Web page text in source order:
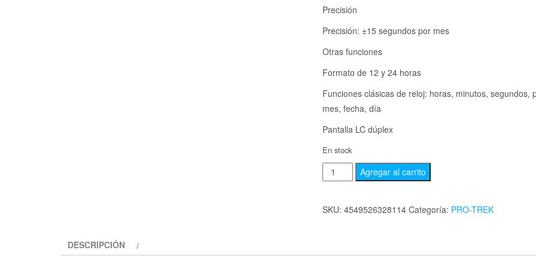
Precisión
Precisión: ±15 segundos por mes
Otras funciones
Formato de 12 y 24 horas
Funciones clásicas de reloj: horas, minutos, segundos,
mes, fecha, día
Pantalla LC dúplex
En stock
Agregar al carrito
SKU: 4549526328114 Categoría: PRO-TREK
DESCRIPCIÓN